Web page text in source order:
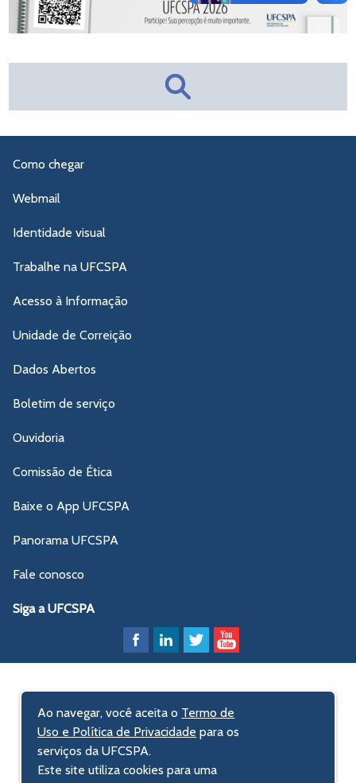
Como chegar
Webmail
Identidade visual
Trabalhe na UFCSPA
Acesso à Informação
Unidade de Correição
Dados Abertos
Boletim de serviço
Ouvidoria
Comissão de Ética
Baixe o App UFCSPA
Panorama UFCSPA
Fale conosco
Siga a UFCSPA
Ao navegar, você aceita o Termo de
Uso e Política de Privacidade para os
serviços da UFCSPA.
Este site utiliza cookies para uma